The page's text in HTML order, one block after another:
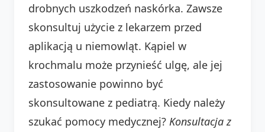
drobnych uszkodzeń naskórka. Zawsze
skonsultuj użycie z lekarzem przed
aplikacją u niemowląt. Kąpiel w
krochmalu może przynieść ulgę, ale jej
zastosowanie powinno być
skonsultowane z pediatrą. Kiedy należy
szukać pomocy medycznej? Konsultacja z